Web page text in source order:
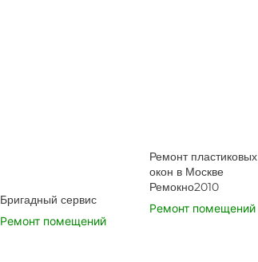
Бригадный сервис
Ремонт помещений
Ремонт пластиковых
окон в Москве
Ремокно2010
Ремонт помещений